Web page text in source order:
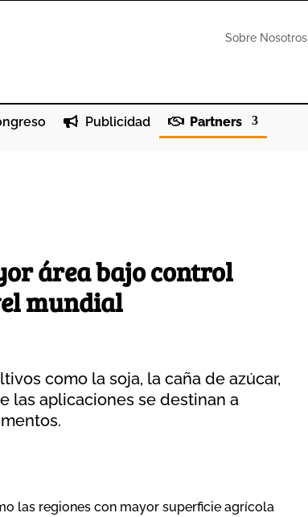
Sobre Nosotros
Publicidad Partners
área bajo control
mundial
como la soja, la caña de azúcar,
las aplicaciones se destinan a
las regiones con mayor superficie agrícola